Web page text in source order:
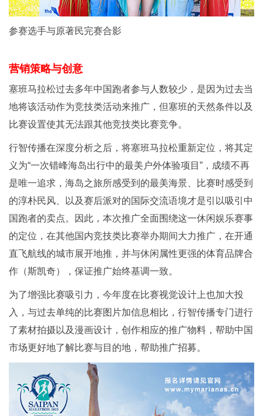
参赛选手与原著民完赛合影
营销策略与创意
塞班马拉松过去多年中国跑者参与人数较少，是因为过去当
地将该活动作为竞技类活动来推广，但塞班的天然条件以及
比赛设置使其无法跟其他竞技类比赛竞争。
行智传播在深度分析之后，将塞班马拉松重新定位，将其定
义为“一次错峰海岛出行中的最美户外体验项目”，成绩不再
是唯一追求，海岛之旅所感受到的最美海景、比赛时感受到
的淳朴民风、以及赛后派对的国际交流语境才是引以吸引中
国跑者的卖点。因此，本次推广全面围绕这一休闲娱乐赛事
的定位，在其他国内竞技类比赛举办期间大力推广，在开通
直飞航线的城市展开地推，并与休闲属性更强的体育品牌合
作（斯凯奇），保证推广始终基调一致。
为了增强比赛吸引力，今年度在比赛视觉设计上也加大投
入，与过去单纯的比赛图片加信息相比，行智传播专门进行
了素材拍摄以及漫画设计，创作相应的推广物料，帮助中国
市场更好地了解比赛与目的地，帮助推广招募。